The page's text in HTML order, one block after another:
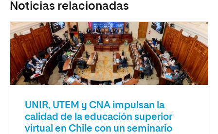
Noticias relacionadas
UNIR, UTEM y CNA impulsan la
calidad de la educación superior
virtual en Chile con un seminario